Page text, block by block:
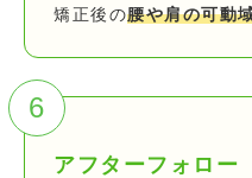
矯正後の腰や肩の可動
6
アフターフォロー